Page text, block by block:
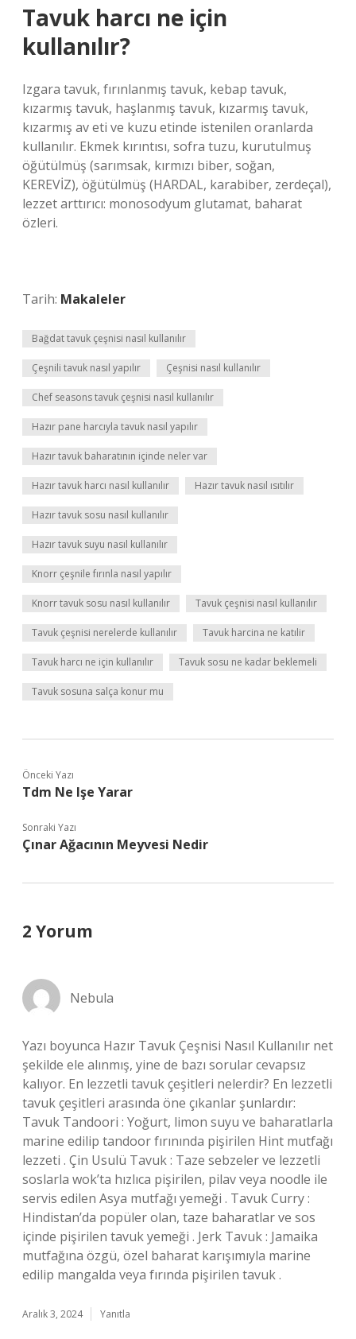
Tavuk harcı ne için
kullanılır?
Izgara tavuk, fırınlanmış tavuk, kebap tavuk,
kızarmış tavuk, haşlanmış tavuk, kızarmış tavuk,
kızarmış av eti ve kuzu etinde istenilen oranlarda
kullanılır. Ekmek kırıntısı, sofra tuzu, kurutulmuş
öğütülmüş (sarımsak, kırmızı biber, soğan,
KEREVİZ), öğütülmüş (HARDAL, karabiber, zerdeçal),
lezzet arttırıcı: monosodyum glutamat, baharat
özleri.
Tarih: Makaleler
Bağdat tavuk çeşnisi nasıl kullanılır
Çeşnili tavuk nasıl yapılır Çeşnisi nasıl kullanılır
Chef seasons tavuk çeşnisi nasıl kullanılır
Hazır pane harcıyla tavuk nasıl yapılır
Hazır tavuk baharatının içinde neler var
Hazır tavuk harcı nasıl kullanılır Hazır tavuk nasıl ısıtılır
Hazır tavuk sosu nasıl kullanılır
Hazır tavuk suyu nasıl kullanılır
Knorr çeşnile fırınla nasıl yapılır
Knorr tavuk sosu nasıl kullanılır Tavuk çeşnisi nasıl kullanılır
Tavuk çeşnisi nerelerde kullanılır Tavuk harcina ne katılir
Tavuk harcı ne için kullanılır Tavuk sosu ne kadar beklemeli
Tavuk sosuna salça konur mu
Önceki Yazı
Tdm Ne Işe Yarar
Sonraki Yazı
Çınar Ağacının Meyvesi Nedir
2 Yorum
Nebula
Yazı boyunca Hazır Tavuk Çeşnisi Nasıl Kullanılır net
şekilde ele alınmış, yine de bazı sorular cevapsız
kalıyor. En lezzetli tavuk çeşitleri nelerdir? En lezzetli
tavuk çeşitleri arasında öne çıkanlar şunlardır:
Tavuk Tandoori : Yoğurt, limon suyu ve baharatlarla
marine edilip tandoor fırınında pişirilen Hint mutfağı
lezzeti . Çin Usulü Tavuk : Taze sebzeler ve lezzetli
soslarla wok’ta hızlıca pişirilen, pilav veya noodle ile
servis edilen Asya mutfağı yemeği . Tavuk Curry :
Hindistan’da popüler olan, taze baharatlar ve sos
içinde pişirilen tavuk yemeği . Jerk Tavuk : Jamaika
mutfağına özgü, özel baharat karışımıyla marine
edilip mangalda veya fırında pişirilen tavuk .
Aralık 3, 2024 Yanıtla